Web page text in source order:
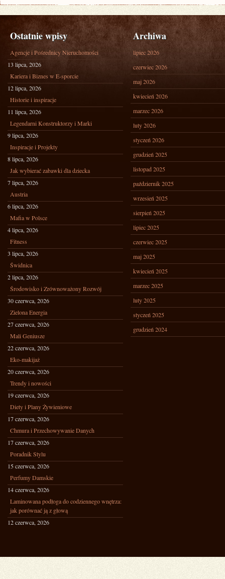
Ostatnie wpisy
Agencje i Pośrednicy Nieruchomości
13 lipca, 2026
Kariera i Biznes w E-sporcie
12 lipca, 2026
Historie i inspiracje
11 lipca, 2026
Legendarni Konstruktorzy i Marki
9 lipca, 2026
Inspiracje i Projekty
8 lipca, 2026
Jak wybierać zabawki dla dziecka
7 lipca, 2026
Austria
6 lipca, 2026
Mafia w Polsce
4 lipca, 2026
Fitness
3 lipca, 2026
Świdnica
2 lipca, 2026
Środowisko i Zrównoważony Rozwój
30 czerwca, 2026
Zielona Energia
27 czerwca, 2026
Mali Geniusze
22 czerwca, 2026
Eko-makijaż
20 czerwca, 2026
Trendy i nowości
19 czerwca, 2026
Diety i Plany Żywieniowe
17 czerwca, 2026
Chmura i Przechowywanie Danych
17 czerwca, 2026
Poradnik Stylu
15 czerwca, 2026
Perfumy Damskie
14 czerwca, 2026
Laminowana podłoga do codziennego wnętrza:
jak porównać ją z głową
12 czerwca, 2026
Archiwa
lipiec 2026
czerwiec 2026
maj 2026
kwiecień 2026
marzec 2026
luty 2026
styczeń 2026
grudzień 2025
listopad 2025
październik 2025
wrzesień 2025
sierpień 2025
lipiec 2025
czerwiec 2025
maj 2025
kwiecień 2025
marzec 2025
luty 2025
styczeń 2025
grudzień 2024